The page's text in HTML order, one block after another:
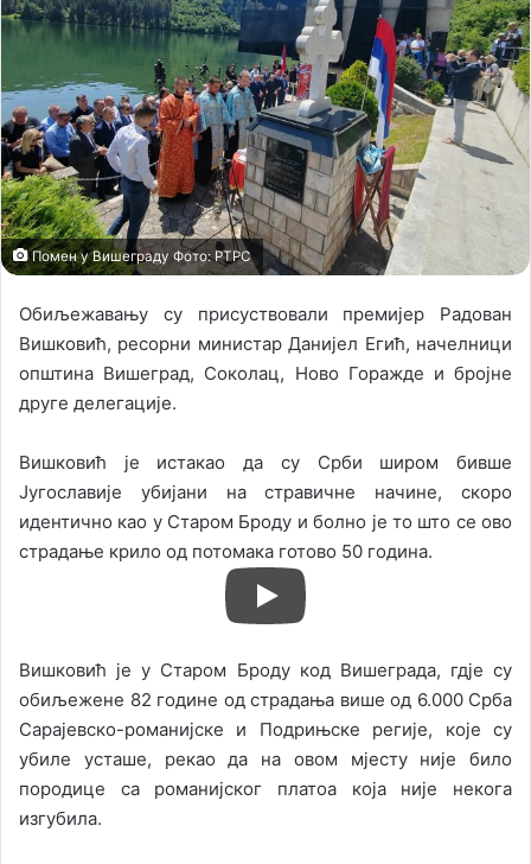
o
n
X
e
m
a
i
l
Помен у Вишеграду Фото: РТРС
Обиљежавању су присуствовали премијер Радован
Вишковић, ресорни министар Данијел Егић, начелници
општина Вишеград, Соколац, Ново Горажде и бројне
друге делегације.
Вишковић је истакао да су Срби широм бивше
Југославије убијани на стравичне начине, скоро
идентично као у Старом Броду и болно је то што се ово
страдање крило од потомака готово 50 година.
Вишковић је у Старом Броду код Вишеграда, гдје су
обиљежене 82 године од страдања више од 6.000 Срба
Сарајевско-романијске и Подрињске регије, које су
убиле усташе, рекао да на овом мјесту није било
породице са романијског платоа која није некога
изгубила.